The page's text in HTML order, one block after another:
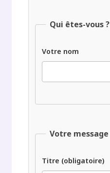
Qui êtes-vous ?
Votre nom
Votre message
Titre (obligatoire)